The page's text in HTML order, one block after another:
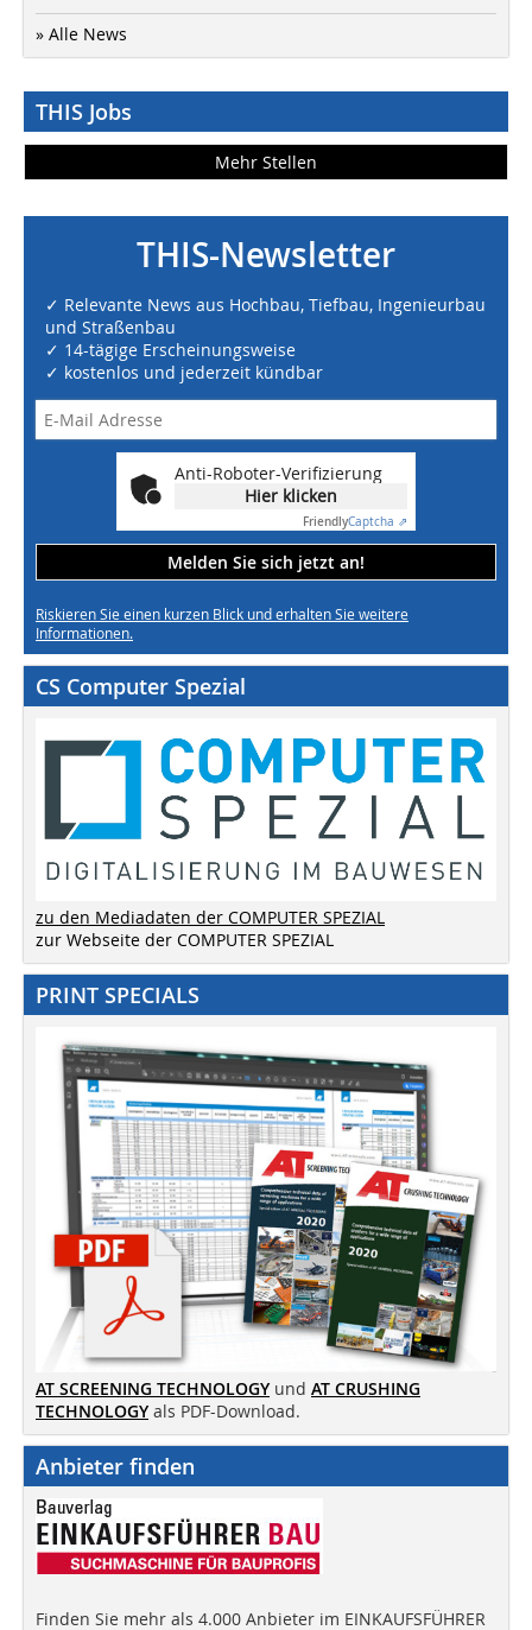
» Alle News
THIS Jobs
Mehr Stellen
THIS-Newsletter
✓ Relevante News aus Hochbau, Tiefbau, Ingenieurbau
und Straßenbau
✓ 14-tägige Erscheinungsweise
✓ kostenlos und jederzeit kündbar
Anti-Roboter-Verifizierung
Hier klicken
FriendlyCaptcha ⇗
Melden Sie sich jetzt an!
Riskieren Sie einen kurzen Blick und erhalten Sie weitere
Informationen.
CS Computer Spezial
zu den Mediadaten der COMPUTER SPEZIAL
zur Webseite der COMPUTER SPEZIAL
PRINT SPECIALS
AT SCREENING TECHNOLOGY und AT CRUSHING
TECHNOLOGY als PDF-Download.
Anbieter finden
Finden Sie mehr als 4.000 Anbieter im EINKAUFSFÜHRER